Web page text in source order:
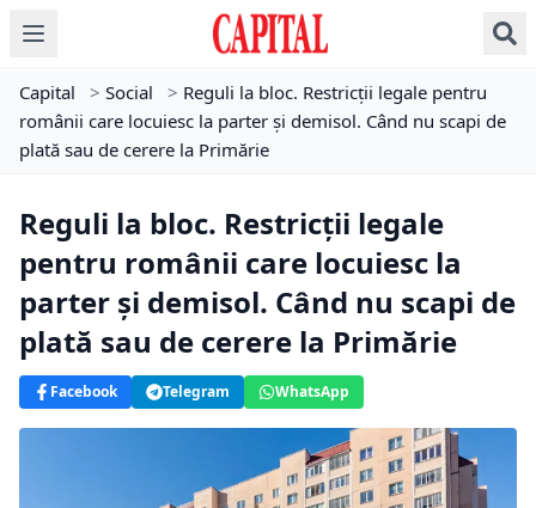
Capital > Social > Reguli la bloc. Restricții legale pentru
românii care locuiesc la parter și demisol. Când nu scapi de
plată sau de cerere la Primărie
Reguli la bloc. Restricții legale
pentru românii care locuiesc la
parter și demisol. Când nu scapi de
plată sau de cerere la Primărie
Facebook Telegram WhatsApp